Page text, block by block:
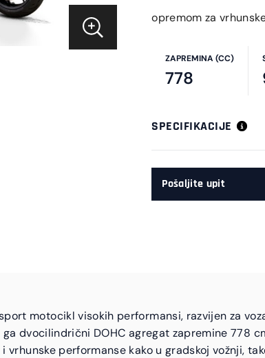
opremom za
ZAPREMINA (CC)
778
SPECIFIKACIJE
Pošaljite upit
motocikl visokih performansi, razvijen za
dvocilindrični DOHC agregat zapremine 778
performanse kako u gradskoj vožnji,